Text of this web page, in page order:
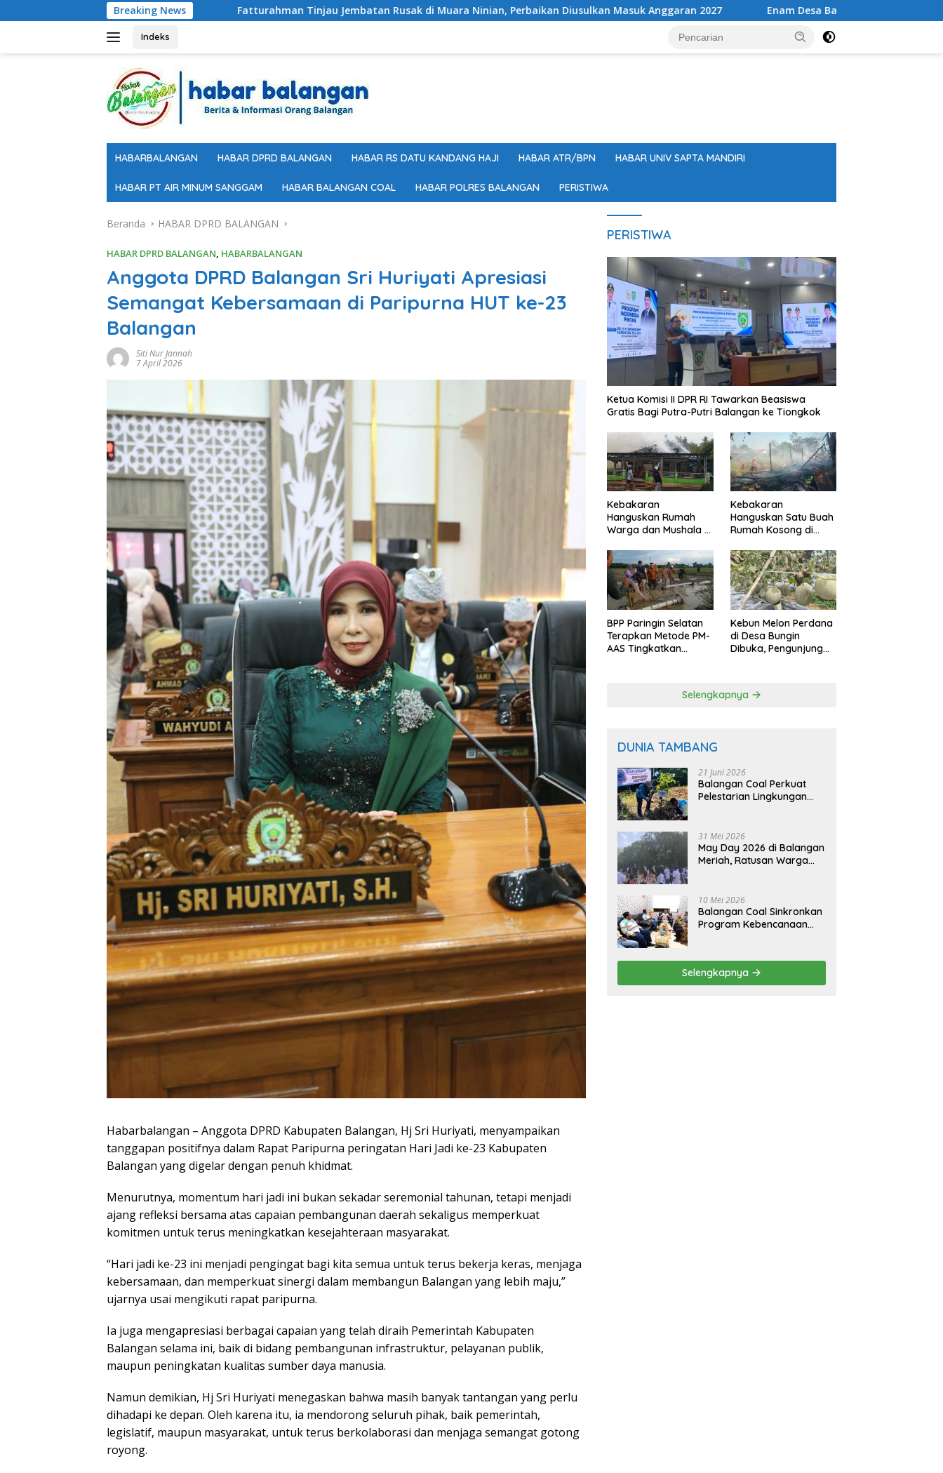
ke
Breaking News
Fatturahman Tinjau Jembatan Rusak di Muara Ninian, Perbaikan Diusulkan Masuk Anggaran 2027 Enam Desa Balangan Dilengkapi Peta Jalur Evakuasi
Indeks
HABARBALANGAN HABAR DPRD BALANGAN HABAR RS DATU KANDANG HAJI HABAR ATR/BPN HABAR UNIV SAPTA MANDIRI
HABAR PT AIR MINUM SANGGAM HABAR BALANGAN COAL HABAR POLRES BALANGAN PERISTIWA
Beranda HABAR DPRD BALANGAN
HABAR DPRD BALANGAN, HABARBALANGAN
Anggota DPRD Balangan Sri Huriyati Apresiasi
Semangat Kebersamaan di Paripurna HUT ke-23
Balangan
Siti Nur Jannah
7 April 2026
Habarbalangan – Anggota DPRD Kabupaten Balangan, Hj Sri Huriyati, menyampaikan
tanggapan positifnya dalam Rapat Paripurna peringatan Hari Jadi ke-23 Kabupaten
Balangan yang digelar dengan penuh khidmat.
Menurutnya, momentum hari jadi ini bukan sekadar seremonial tahunan, tetapi menjadi
ajang refleksi bersama atas capaian pembangunan daerah sekaligus memperkuat
komitmen untuk terus meningkatkan kesejahteraan masyarakat.
“Hari jadi ke-23 ini menjadi pengingat bagi kita semua untuk terus bekerja keras, menjaga
kebersamaan, dan memperkuat sinergi dalam membangun Balangan yang lebih maju,”
ujarnya usai mengikuti rapat paripurna.
Ia juga mengapresiasi berbagai capaian yang telah diraih Pemerintah Kabupaten
Balangan selama ini, baik di bidang pembangunan infrastruktur, pelayanan publik,
maupun peningkatan kualitas sumber daya manusia.
Namun demikian, Hj Sri Huriyati menegaskan bahwa masih banyak tantangan yang perlu
dihadapi ke depan. Oleh karena itu, ia mendorong seluruh pihak, baik pemerintah,
legislatif, maupun masyarakat, untuk terus berkolaborasi dan menjaga semangat gotong
royong.
PERISTIWA
Ketua Komisi II DPR RI Tawarkan Beasiswa
Gratis Bagi Putra-Putri Balangan ke Tiongkok
Kebakaran
Hanguskan Rumah
Warga dan Mushala di
Terdampak
Kebakaran
Hanguskan Satu Buah
Rumah Kosong di
BPP Paringin Selatan
Terapkan Metode PM-
AAS Tingkatkan
Kebun Melon Perdana
di Desa Bungin
Dibuka, Pengunjung
Selengkapnya
DUNIA TAMBANG
21 Juni 2026
Balangan Coal Perkuat
Pelestarian Lingkungan
31 Mei 2026
May Day 2026 di Balangan
Meriah, Ratusan Warga
10 Mei 2026
Balangan Coal Sinkronkan
Program Kebencanaan
Selengkapnya